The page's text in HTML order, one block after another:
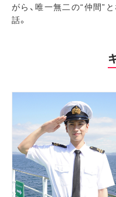
がら、唯一無二の“仲間”
話。